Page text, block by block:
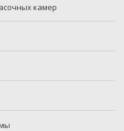
камер